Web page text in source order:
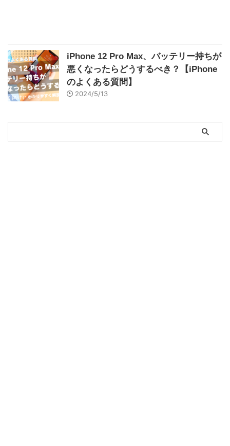
iPhone 12 Pro Max、バッテリー持ちが
悪くなったらどうするべき？【iPhone
のよくある質問】
2024/5/13